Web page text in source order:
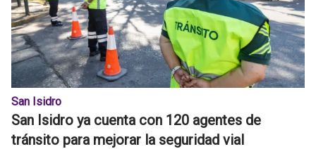
San Isidro
San Isidro ya cuenta con 120 agentes de
tránsito para mejorar la seguridad vial